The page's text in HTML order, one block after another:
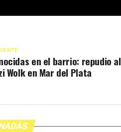
en el barrio: repudio al
Wolk en Mar del Plata